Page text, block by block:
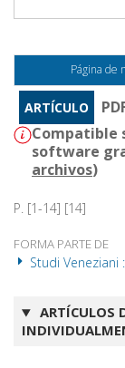
Página de
ARTÍCULO
Compatible
software
archivos)
P. [1-14] [14]
FORMA PARTE DE
Studi Veneziani
ARTÍCULOS